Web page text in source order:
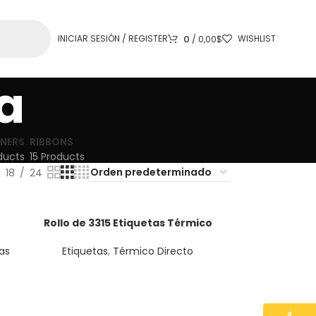
INICIAR SESIÓN / REGISTER 0 / 0,00$ WISHLIST
RIBBONS
15 Products
18
24
LEER MÁS
Rollo de 3315 Etiquetas Térmico
Etiquetas, Térmico Directo